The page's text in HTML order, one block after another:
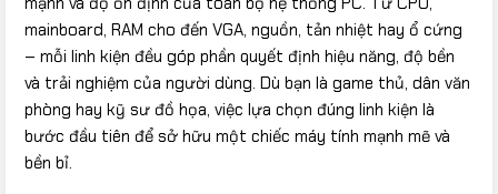
mainboard, RAM cho đến VGA, nguồn, tản nhiệt hay ổ cứng
– mỗi linh kiện đều góp phần quyết định hiệu năng, độ bền
và trải nghiệm của người dùng. Dù bạn là game thủ, dân văn
phòng hay kỹ sư đồ họa, việc lựa chọn đúng linh kiện là
bước đầu tiên để sở hữu một chiếc máy tính mạnh mẽ và
bền bỉ.